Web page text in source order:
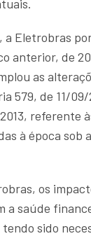
a Eletrobras
anterior, de
as
579, de 11/
referente
à época sob
os
a saúde
sido